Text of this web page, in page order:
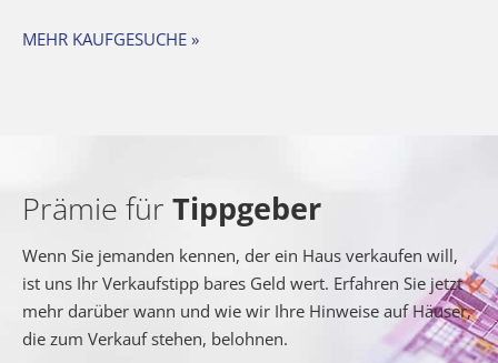
MEHR KAUFGESUCHE »
Prämie für Tippgeber
Wenn Sie jemanden kennen, der ein Haus verkaufen will,
ist uns Ihr Verkaufstipp bares Geld wert. Erfahren Sie jetzt
mehr darüber wann und wie wir Ihre Hinweise auf Häuser,
die zum Verkauf stehen, belohnen.